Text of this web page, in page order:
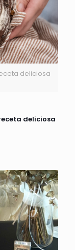
deliciosa
deliciosa